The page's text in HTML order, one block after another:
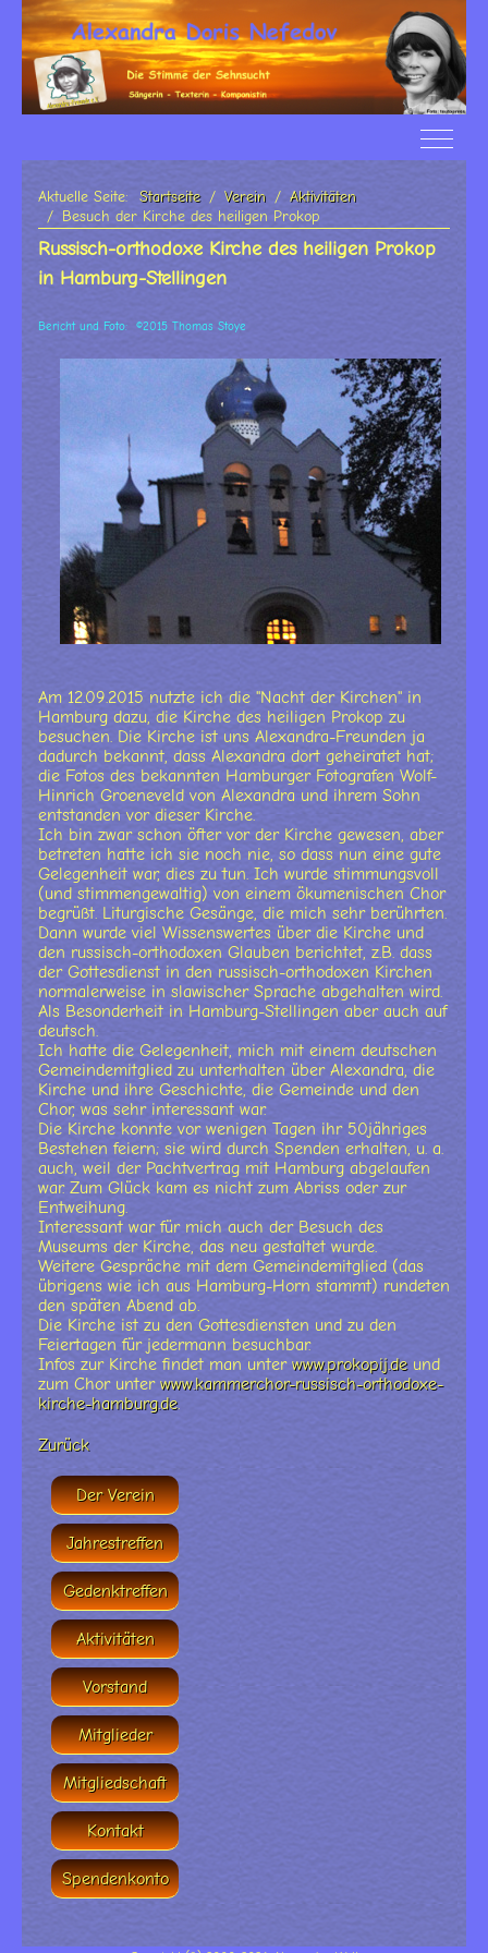
Off-
Der Verein
Jahrestreffen
Gedenktreffen
Aktivitäten
Vorstand
Mitglieder
Mitgliedschaft
Kontakt
Spendenkonto
Aktuelle Seite: Startseite Verein
Aktivitäten
Besuch der Kirche des heiligen Prokop
Russisch-orthodoxe Kirche des heiligen Prokop
in Hamburg-Stellingen
Bericht und Foto: ©2015 Thomas Stoye
Am 12.09.2015 nutzte ich die "Nacht der Kirchen" in
Hamburg dazu, die Kirche des heiligen Prokop zu
besuchen. Die Kirche ist uns Alexandra-Freunden ja
dadurch bekannt, dass Alexandra dort geheiratet hat;
die Fotos des bekannten Hamburger Fotografen Wolf-
Hinrich Groeneveld von Alexandra und ihrem Sohn
entstanden vor dieser Kirche.
Ich bin zwar schon öfter vor der Kirche gewesen, aber
betreten hatte ich sie noch nie, so dass nun eine gute
Gelegenheit war, dies zu tun. Ich wurde stimmungsvoll
(und stimmengewaltig) von einem ökumenischen Chor
begrüßt. Liturgische Gesänge, die mich sehr berührten.
Dann wurde viel Wissenswertes über die Kirche und
den russisch-orthodoxen Glauben berichtet, z.B. dass
der Gottesdienst in den russisch-orthodoxen Kirchen
normalerweise in slawischer Sprache abgehalten wird.
Als Besonderheit in Hamburg-Stellingen aber auch auf
deutsch.
Ich hatte die Gelegenheit, mich mit einem deutschen
Gemeindemitglied zu unterhalten über Alexandra, die
Kirche und ihre Geschichte, die Gemeinde und den
Chor, was sehr interessant war.
Die Kirche konnte vor wenigen Tagen ihr 50jähriges
Bestehen feiern; sie wird durch Spenden erhalten, u. a.
auch, weil der Pachtvertrag mit Hamburg abgelaufen
war. Zum Glück kam es nicht zum Abriss oder zur
Entweihung.
Interessant war für mich auch der Besuch des
Museums der Kirche, das neu gestaltet wurde.
Weitere Gespräche mit dem Gemeindemitglied (das
übrigens wie ich aus Hamburg-Horn stammt) rundeten
den späten Abend ab.
Die Kirche ist zu den Gottesdiensten und zu den
Feiertagen für jedermann besuchbar.
Infos zur Kirche findet man unter www.prokopij.deund
zum Chor unter www.kammerchor-russisch-orthodoxe-
kirche-hamburg.de.
Zurück